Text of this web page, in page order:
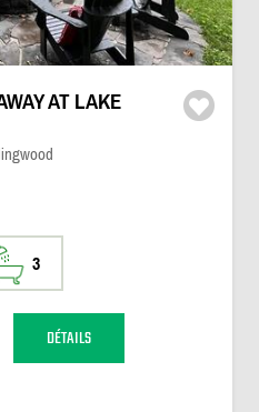
AT LAKE
3
DÉTAILS